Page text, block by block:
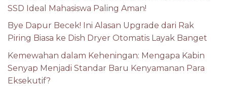
SSD Ideal Mahasiswa Paling Aman!
Bye Dapur Becek! Ini Alasan Upgrade dari Rak
Piring Biasa ke Dish Dryer Otomatis Layak Banget
Kemewahan dalam Keheningan: Mengapa Kabin
Senyap Menjadi Standar Baru Kenyamanan Para
Eksekutif?